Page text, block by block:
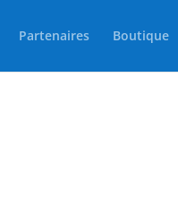
Partenaires Boutique